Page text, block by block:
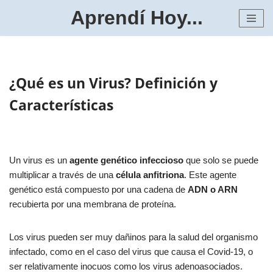
Aprendí Hoy...
¿Qué es un Virus? Definición y
Características
Un virus es un agente genético infeccioso que solo se puede
multiplicar a través de una célula anfitriona. Este agente
genético está compuesto por una cadena de ADN o ARN
recubierta por una membrana de proteína.
Los virus pueden ser muy dañinos para la salud del organismo
infectado, como en el caso del virus que causa el Covid-19, o
ser relativamente inocuos como los virus adenoasociados.